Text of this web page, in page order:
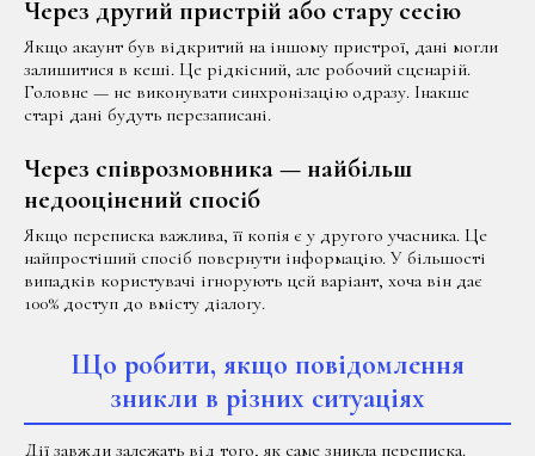
Через другий пристрій або стару сесію
Якщо акаунт був відкритий на іншому пристрої, дані могли
залишитися в кеші. Це рідкісний, але робочий сценарій.
Головне — не виконувати синхронізацію одразу. Інакше
старі дані будуть перезаписані.
Через співрозмовника — найбільш
недооцінений спосіб
Якщо переписка важлива, її копія є у другого учасника. Це
найпростіший спосіб повернути інформацію. У більшості
випадків користувачі ігнорують цей варіант, хоча він дає
100% доступ до вмісту діалогу.
Що робити, якщо повідомлення
зникли в різних ситуаціях
Дії завжди залежать від того, як саме зникла переписка.